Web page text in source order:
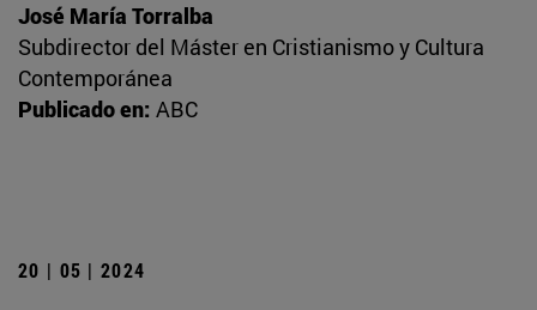
José María Torralba
Subdirector del Máster en Cristianismo y Cultura
Contemporánea
Publicado en: ABC
20 | 05 | 2024